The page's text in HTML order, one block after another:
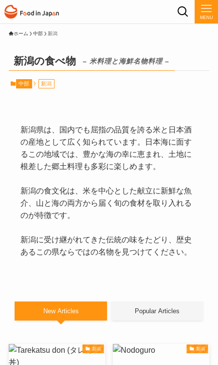
MENU
ホーム 中部 新潟
新潟の食べ物 – 米料理と海鮮名物料理 –
中部 新潟
新潟県は、国内でも屈指の品質を誇る米と日本酒
の産地として広く知られています。日本海に面す
るこの地域では、豊かな海の幸に恵まれ、土地に
根差した郷土料理も多彩に楽しめます。
新潟の食文化は、米を中心とした献立に新鮮な魚
介、山と海の両方から届く旬の食材を取り入れる
のが特徴です。
新潟に受け継がれてきた伝統の味をたどり、歴史
あるこの県ならではの名物を見つけてください。
New Articles Popular Articles
新潟 新潟